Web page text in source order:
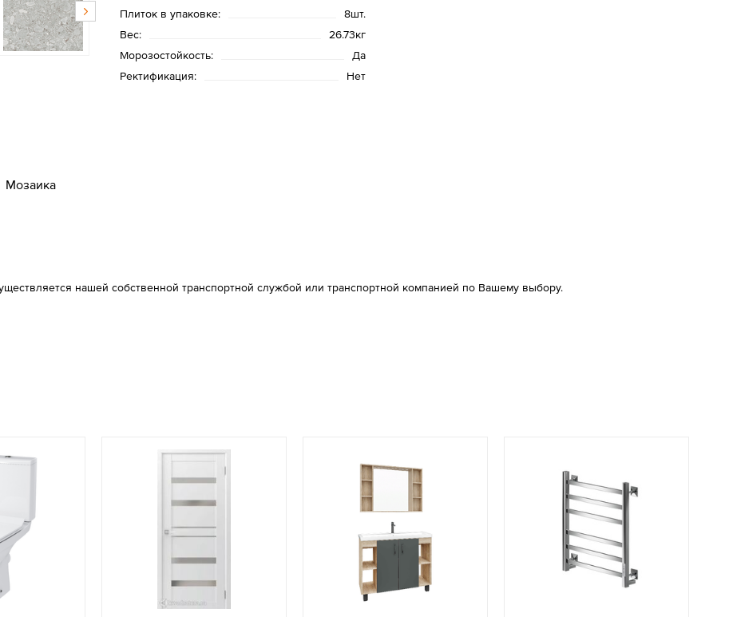
Плиток в упаковке:
8шт.
Вес:
26.73кг
Морозостойкость:
Да
Ректификация:
Нет
Мозаика
нашей собственной транспортной службой или транспортной компанией по Вашему выбору.